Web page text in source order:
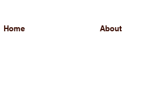
Home About